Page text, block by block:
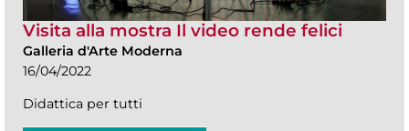
Visita alla mostra Il video rende felici
Galleria d'Arte Moderna
16/04/2022
Didattica per tutti